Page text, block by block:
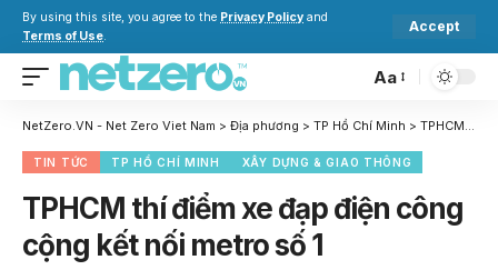
By using this site, you agree to the Privacy Policy and
Terms of Use.
Accept
Aa
NetZero.VN - Net Zero Viet Nam > Địa phương > TP Hồ Chí Minh > TPHCM thí điểm xe đạp điện công cộng kết nối metro số 1
TIN TỨC TP HỒ CHÍ MINH XÂY DỰNG & GIAO THÔNG
TPHCM thí điểm xe đạp điện công
cộng kết nối metro số 1